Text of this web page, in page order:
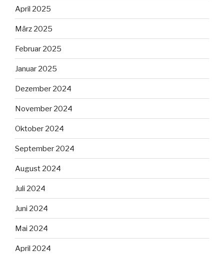
April 2025
März 2025
Februar 2025
Januar 2025
Dezember 2024
November 2024
Oktober 2024
September 2024
August 2024
Juli 2024
Juni 2024
Mai 2024
April 2024